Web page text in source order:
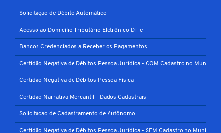
Solicitação de Débito Automático
Acesso ao Domicílio Tributário Eletrônico DT-e
Bancos Credenciados a Receber os Pagamentos
Certidão Negativa de Débitos Pessoa Jurídica - COM Cadastro no Município
Certidão Negativa de Débitos Pessoa Física
Certidão Narrativa Mercantil - Dados Cadastrais
Solicitacao de Cadastramento de Autônomo
Certidão Negativa de Débitos Pessoa Jurídica - SEM Cadastro no Município